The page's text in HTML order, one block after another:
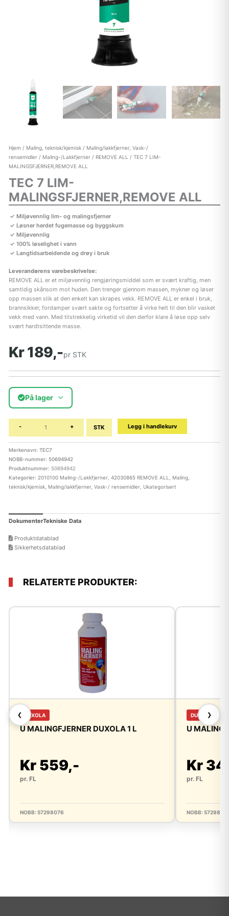
Hjem / Maling, teknisk/kjemisk/ Maling/lakkfjerner, Vask-/
rensemidler/ Maling-/Lakkfjerner/ REMOVE ALL
/ TEC 7 LIM-
MALINGSFJERNER,REMOVE ALL
TEC 7 LIM-
MALINGSFJERNER,REMOVE ALL
Miljøvennlig lim- og malingsfjerner
Løsner herdet fugemasse og byggskum
Miljøvennlig
100% løselighet i vann
Langtidsarbeidende og drøy i bruk
Leverandørens varebeskrivelse:
REMOVE ALL er et miljøvennlig rengjøringsmiddel som er svært kraftig, men
samtidig skånsom mot huden. Den trenger gjennom massen, mykner og løser
opp massen slik at den enkelt kan skrapes vekk. REMOVE ALL er enkel i bruk,
brannsikker, fordamper svært sakte og fortsetter å virke helt til den blir vasket
vekk med vann. Med tilstrekkelig virketid vil den derfor klare å løse opp selv
svært hardtsittende masse.
Kr 189,-pr STK
På lager
- + STK Legg i handlekurv
Merkenavn: TEC7
NOBB-nummer: 50694942
Produktnummer: 50694942
Kategorier: 2010100 Maling-/Lakkfjerner, 42030865 REMOVE ALL
Maling,
teknisk/kjemisk, Maling/lakkfjerner, Vask-/ rensemidler, Ukategorisert
DokumenterTekniske Data
Produktdatablad
Sikkerhetsdatablad
RELATERTE PRODUKTER:
❮ DUXOLA
U MALINGFJERNER DUXOLA 1 L
Kr 559,-
pr. FL
NOBB: 57298076
DUXOLA
U
Kr
pr. FL
NOBB:
❯